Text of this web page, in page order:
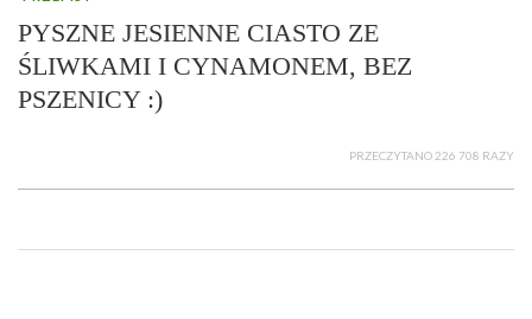
PYSZNE JESIENNE CIASTO ZE
ŚLIWKAMI I CYNAMONEM, BEZ
PSZENICY :)
PRZECZYTANO 226 708 RAZY